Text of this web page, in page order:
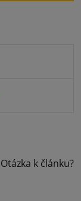
Otázka k článku?